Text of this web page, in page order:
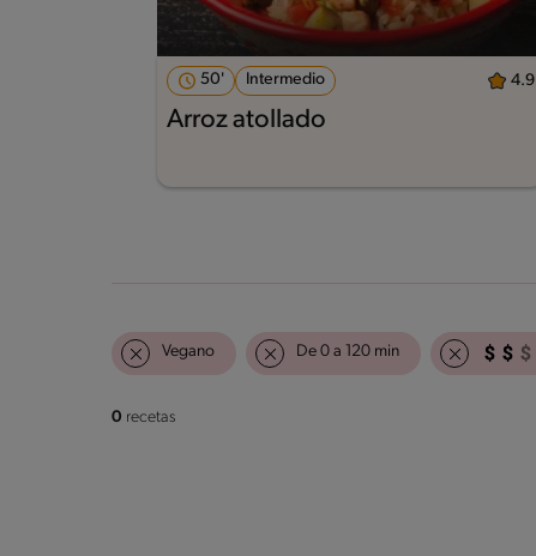
50' Intermedio 4.9
Arroz atollado
Vegano De 0 a 120 min
0 recetas